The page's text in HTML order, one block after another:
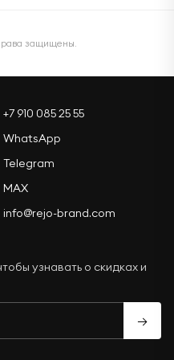
защищены.
+7 910 085 25 55
WhatsApp
Telegram
MAX
info@rejo-brand.com
узнавать о скидках и
→